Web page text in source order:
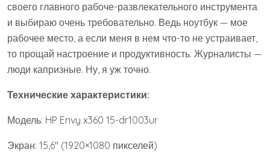
своего главного рабоче-развлекательного инструмента
и выбираю очень требовательно. Ведь ноутбук — мое
рабочее место, а если меня в нем что-то не устраивает,
то прощай настроение и продуктивность. Журналисты —
люди капризные. Ну, я уж точно.
Технические характеристики:
Модель: HP Envy x360 15-dr1003ur
Экран: 15,6″ (1920×1080 пикселей)